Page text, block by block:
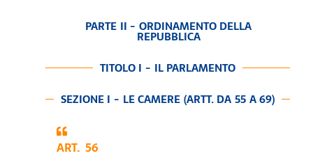
PARTE II - ORDINAMENTO DELLA
REPUBBLICA
TITOLO I - IL PARLAMENTO
SEZIONE I - LE CAMERE (ARTT. DA 55 A 69)
ART. 56